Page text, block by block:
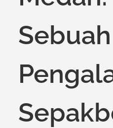
Sebuah